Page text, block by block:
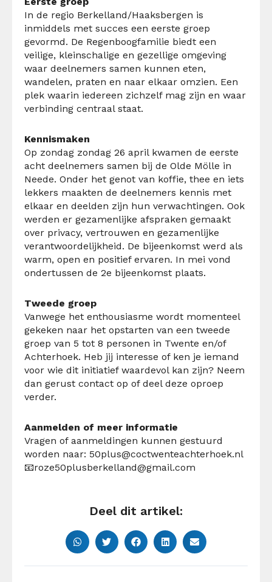
In de regio Berkelland/Haaksbergen is
inmiddels met succes een eerste groep
gevormd. De Regenboogfamilie biedt een
veilige, kleinschalige en gezellige omgeving
waar deelnemers samen kunnen eten,
wandelen, praten en naar elkaar omzien. Een
plek waarin iedereen zichzelf mag zijn en waar
verbinding centraal staat.
Kennismaken
Op zondag zondag 26 april kwamen de eerste
acht deelnemers samen bij de Olde Mölle in
Neede. Onder het genot van koffie, thee en iets
lekkers maakten de deelnemers kennis met
elkaar en deelden zijn hun verwachtingen. Ook
werden er gezamenlijke afspraken gemaakt
over privacy, vertrouwen en gezamenlijke
verantwoordelijkheid. De bijeenkomst werd als
warm, open en positiefervaren. In mei vond
ondertussen de 2e bijeenkomst plaats.
Tweede groep
Vanwege het enthousiasme wordt momenteel
gekeken naar het opstarten van een tweede
groep van 5 tot 8 personen in Twente en/of
Achterhoek. Heb jij interesse of ken je iemand
voor wie dit initiatief waardevol kan zijn? Neem
dan gerust contact op of deel deze oproep
verder.
Aanmelden of meer informatie
Vragen of aanmeldingen kunnen gestuurd
worden naar: 50plus@coctwenteachterhoek.nl
📧roze50plusberkelland@gmail.com
Deel dit artikel: